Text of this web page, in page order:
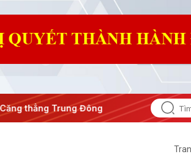
thẳng Trung Đông #An ninh năng lượng